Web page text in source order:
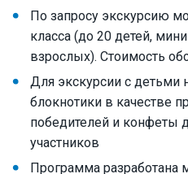
По запросу экскурсию
класса (до 20 детей,
взрослых). Стоимость
Для экскурсии с детьми
блокнотики в качестве
победителей и конфеты
участников
Программа разработана